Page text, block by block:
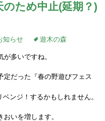
のため中止(延期？)
知らせ 遊木の森
多いですね。
定だった『春の野遊びフェス
ンジ！するかもしれません。
いを増します。